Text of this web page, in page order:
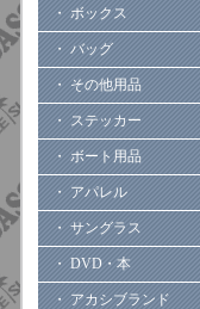
・ ボックス
・ バッグ
・ その他用品
・ ステッカー
・ ボート用品
・ アパレル
・ サングラス
・ DVD・本
・ アカシブランド